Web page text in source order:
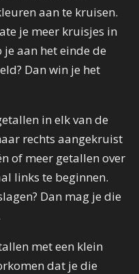
aan te kruisen.
je meer kruisjes in
aan het einde de
Dan win je het
in elk van de
rechts aangekruist
of meer getallen over
links te beginnen.
Dan mag je die
met een klein
dat je die